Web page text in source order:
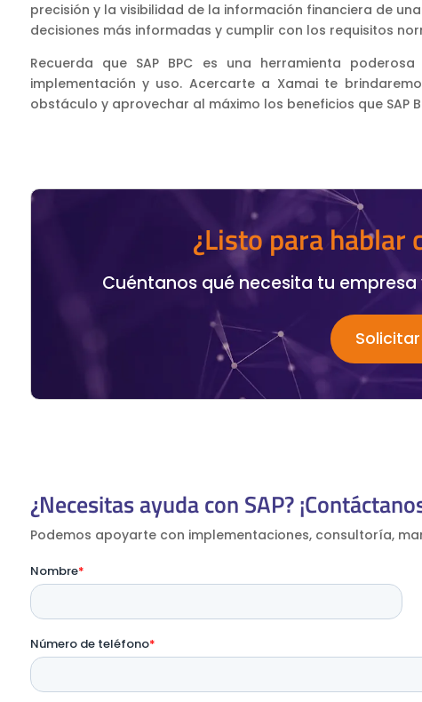
precisión y la visibilidad de la información financiera de
decisiones más informadas y cumplir con los requisitos
Recuerda que SAP BPC es una herramienta
implementación y uso. Acercarte a Xamai te
obstáculo y aprovechar al máximo los beneficios que SAP
¿Listo para hablar
Cuéntanos qué necesita tu
¿Necesitas ayuda con SAP?
Podemos apoyarte con implementaciones, consultoría,